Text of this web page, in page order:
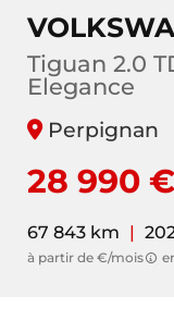
Tiguan 2.0
Elegance
Perpignan
28 990 €
67 843 km |
à partir de €/mois